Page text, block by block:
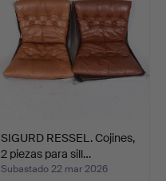
SIGURD RESSEL. Cojines,
2 piezas para sill…
Subastado 22 mar 2026